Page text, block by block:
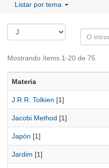
Listar por tema
Mostrando ítems 1-20 de 75
Materia
J.R.R. Tolkien [1]
Jacobi Method [1]
Japón [1]
Jardim [1]